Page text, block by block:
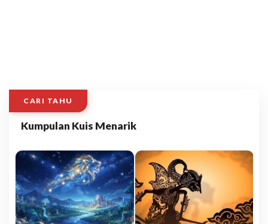
CARI TAHU
Kumpulan Kuis Menarik